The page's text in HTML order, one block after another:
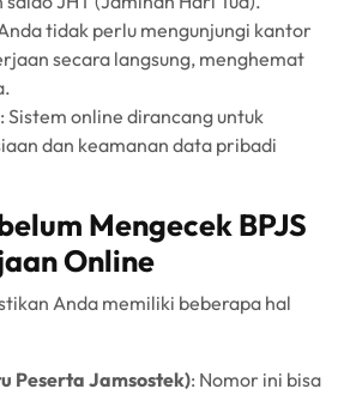
tidak perlu mengunjungi kantor
secara langsung, menghemat
: Sistem online dirancang untuk
dan keamanan data pribadi
Mengecek BPJS
Online
Anda memiliki beberapa hal
Peserta Jamsostek): Nomor ini bisa